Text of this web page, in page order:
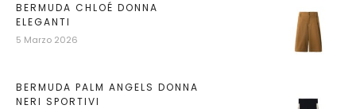
BERMUDA CHLOÉ DONNA
ELEGANTI
5 Marzo 2026
BERMUDA PALM ANGELS DONNA
NERI SPORTIVI